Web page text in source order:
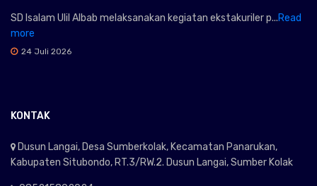
SD Isalam Ulil Albab melaksanakan kegiatan ekstakuriler p...Read
more
24 Juli 2026
KONTAK
Dusun Langai, Desa Sumberkolak, Kecamatan Panarukan,
Kabupaten Situbondo, RT.3/RW.2. Dusun Langai, Sumber Kolak